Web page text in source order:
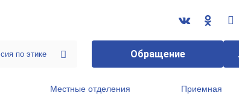
Обращение
Местные отделения Приемная